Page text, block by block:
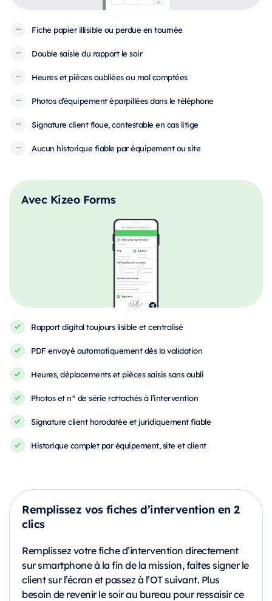
Fiche papier illisible ou perdue en tournée
Double saisie du rapport le soir
Heures et pièces oubliées ou mal comptées
Photos d’équipement éparpillées dans le téléphone
Signature client floue, contestable en cas litige
Aucun historique fiable par équipement ou site
Avec Kizeo Forms
Rapport digital toujours lisible et centralisé
PDF envoyé automatiquement dès la validation
Heures, déplacements et pièces saisis sans oubli
Photos et n° de série rattachés à l’intervention
Signature client horodatée et juridiquement fiable
Historique complet par équipement, site et client
Remplissez vos fiches d’intervention en 2
clics
Remplissez votre fiche d’intervention directement
sur smartphone à la fin de la mission, faites signer le
client sur l’écran et passez à l’OT suivant. Plus
besoin de revenir le soir au bureau pour ressaisir ce